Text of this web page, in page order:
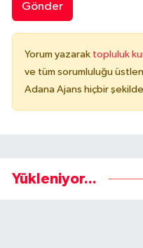
Gönder
Yorum yazarak topluluk
ve tüm sorumluluğu
Adana Ajans hiçbir
Yükleniyor...